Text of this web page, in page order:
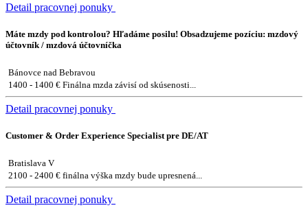
Detail pracovnej ponuky
Máte mzdy pod kontrolou? Hľadáme posilu! Obsadzujeme pozíciu: mzdový
účtovník / mzdová účtovníčka
Bánovce nad Bebravou
1400 - 1400 € Finálna mzda závisí od skúsenosti...
Detail pracovnej ponuky
Customer & Order Experience Specialist pre DE/AT
Bratislava V
2100 - 2400 € finálna výška mzdy bude upresnená...
Detail pracovnej ponuky